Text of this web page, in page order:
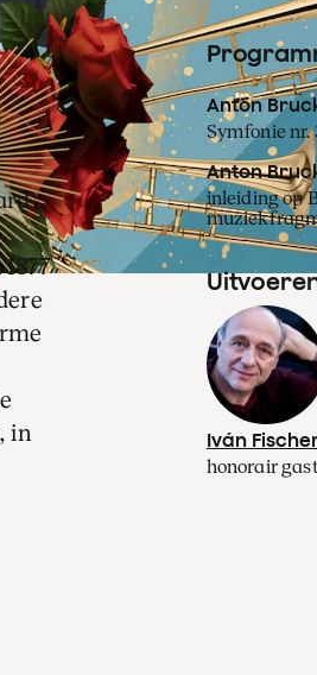
Anton
Symfonie nr.
Anton
inleiding op
Iván
honorair
in